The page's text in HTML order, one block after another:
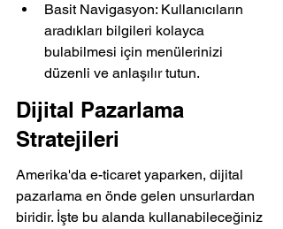
Basit Navigasyon: Kullanıcıların
aradıkları bilgileri kolayca
bulabilmesi için menülerinizi
düzenli ve anlaşılır tutun.
Dijital Pazarlama
Stratejileri
Amerika'da e-ticaret yaparken, dijital
pazarlama en önde gelen unsurlardan
biridir. İşte bu alanda kullanabileceğiniz